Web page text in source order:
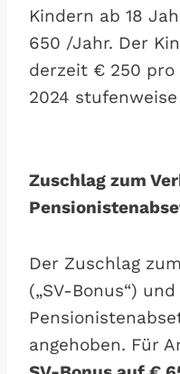
Kindern ab 18
650 /Jahr. Der
derzeit € 250
2024
Zuschlag zum
Der Zuschlag
(„SV-Bonus“)
angehoben. Für